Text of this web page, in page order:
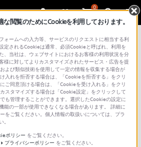
0
お問い合わせ
最終更新日 : 2026/06/19
名義変更をするた
きを教えてくださ
）
閲覧のためにCookieを利用しております。
ォームへの入力等、サービスのリクエストに相当する利
定されるCookieは通常、必須Cookieと呼ばれ、利用を
、当社は、ウェブサイトにおけるお客様の利用状況を分
様に対してよりカスタマイズされたサービス・広告を提
よび類似技術を使用して一定の情報を収集する場合が
入れを拒否する場合は、「Cookieを拒否する」をクリ
ご同意頂ける場合は、「Cookieを受け入れる」をクリ
スタマイズする場合は「Cookie設定」をクリックして
も管理することができます。選択したCookieの設定に
能の一部が使用できなくなる場合があります。 詳細に
をご覧ください。個人情報の取扱いについては、プラ
ポリシー をご覧ください。
プライバシーポリシー をご覧ください。